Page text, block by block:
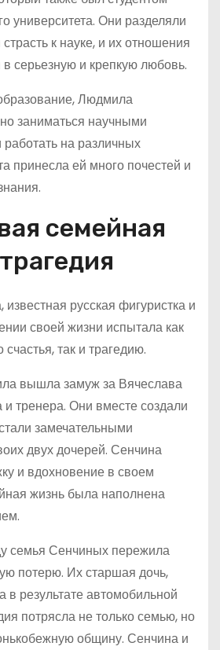
университета. Они разделяли
к науке, и их отношения
серьезную и крепкую любовь.
Людмила
заниматься научными
на различных
принесла ей много почестей и
семейная
русская фигуристка и
своей жизни испытала как
так и трагедию.
вышла замуж за Вячеслава
и тренера. Они вместе создали
замечательными
двух дочерей. Сенчина
и вдохновение в своем
жизнь была наполнена
семья Сенчиных пережила
потерю. Их старшая дочь,
в результате автомобильной
потрясла не только семью, но
общину. Сенчина и